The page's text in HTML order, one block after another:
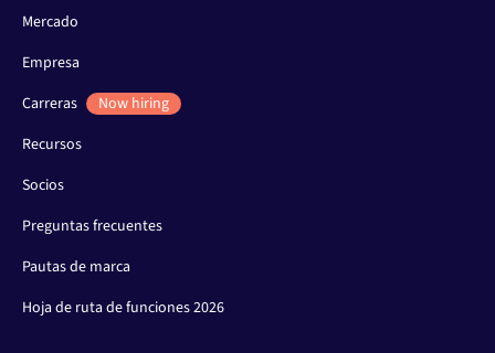
Mercado
Empresa
Carreras
Now hiring
Recursos
Socios
Preguntas frecuentes
Pautas de marca
Hoja de ruta de funciones 2026